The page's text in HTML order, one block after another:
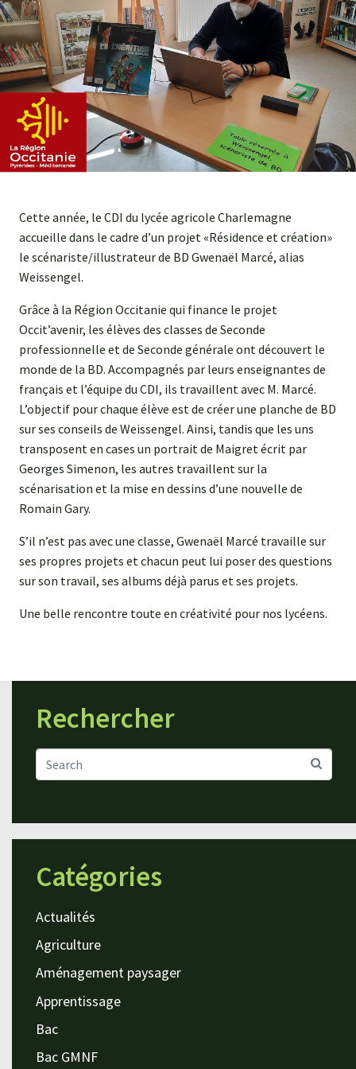
Trouver
sa
Cette année, le CDI du lycée agricole Charlemagne
accueille dans le cadre d’un projet «Résidence et création»
le scénariste/illustrateur de BD Gwenaël Marcé, alias
Weissengel.
Grâce à la Région Occitanie qui finance le projet
Occit’avenir, les élèves des classes de Seconde
professionnelle et de Seconde générale ont découvert le
monde de la BD. Accompagnés par leurs enseignantes de
français et l’équipe du CDI, ils travaillent avec M. Marcé.
L’objectif pour chaque élève est de créer une planche de BD
sur ses conseils de Weissengel. Ainsi, tandis que les uns
transposent en cases un portrait de Maigret écrit par
Georges Simenon, les autres travaillent sur la
scénarisation et la mise en dessins d’une nouvelle de
Romain Gary.
S’il n’est pas avec une classe, Gwenaël Marcé travaille sur
ses propres projets et chacun peut lui poser des questions
sur son travail, ses albums déjà parus et ses projets.
Une belle rencontre toute en créativité pour nos lycéens.
Rechercher
Catégories
Actualités
Agriculture
Aménagement paysager
Apprentissage
Bac
Bac GMNF